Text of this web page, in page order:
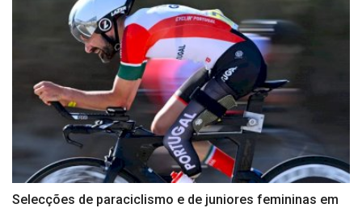
Selecções de paraciclismo e de juniores femininas em